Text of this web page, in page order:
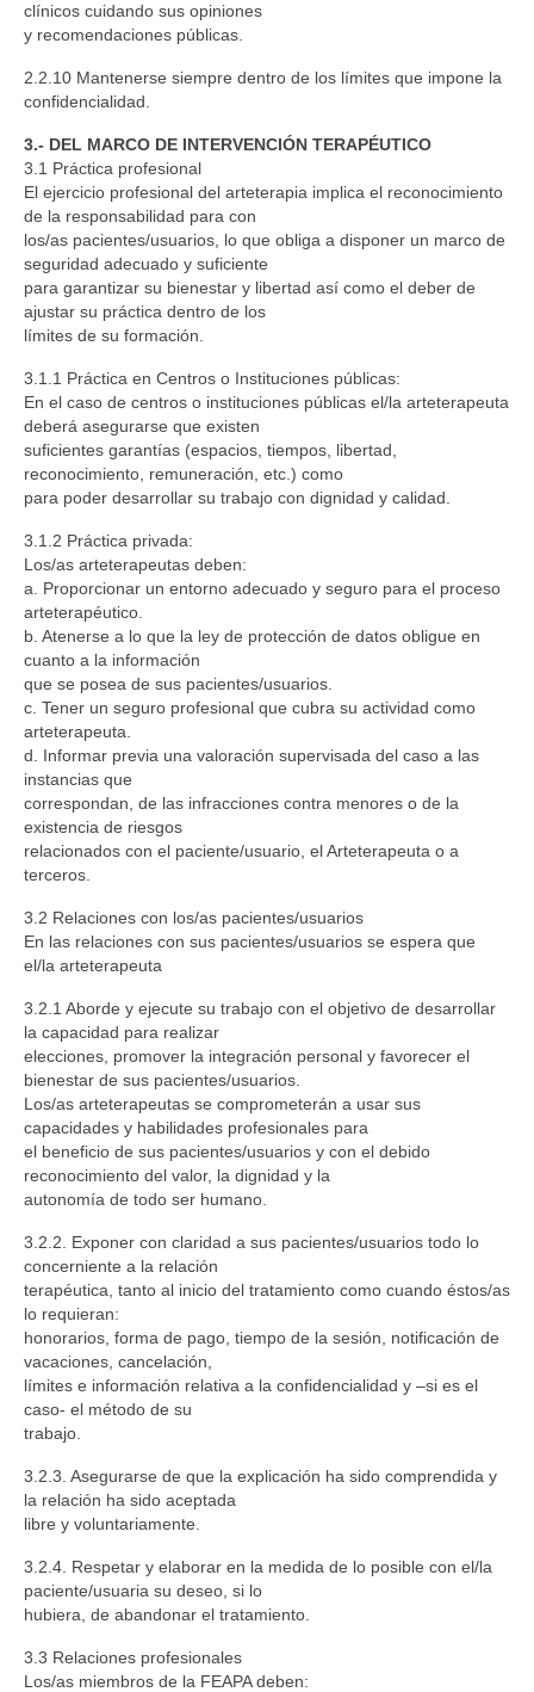
clínicos cuidando sus opiniones
y recomendaciones públicas.
2.2.10 Mantenerse siempre dentro de los límites que impone la
confidencialidad.
3.- DEL MARCO DE INTERVENCIÓN TERAPÉUTICO
3.1 Práctica profesional
El ejercicio profesional del arteterapia implica el reconocimiento
de la responsabilidad para con
los/as pacientes/usuarios, lo que obliga a disponer un marco de
seguridad adecuado y suficiente
para garantizar su bienestar y libertad así como el deber de
ajustar su práctica dentro de los
límites de su formación.
3.1.1 Práctica en Centros o Instituciones públicas:
En el caso de centros o instituciones públicas el/la arteterapeuta
deberá asegurarse que existen
suficientes garantías (espacios, tiempos, libertad,
reconocimiento, remuneración, etc.) como
para poder desarrollar su trabajo con dignidad y calidad.
3.1.2 Práctica privada:
Los/as arteterapeutas deben:
a. Proporcionar un entorno adecuado y seguro para el proceso
arteterapéutico.
b. Atenerse a lo que la ley de protección de datos obligue en
cuanto a la información
que se posea de sus pacientes/usuarios.
c. Tener un seguro profesional que cubra su actividad como
arteterapeuta.
d. Informar previa una valoración supervisada del caso a las
instancias que
correspondan, de las infracciones contra menores o de la
existencia de riesgos
relacionados con el paciente/usuario, el Arteterapeuta o a
terceros.
3.2 Relaciones con los/as pacientes/usuarios
En las relaciones con sus pacientes/usuarios se espera que
el/la arteterapeuta
3.2.1 Aborde y ejecute su trabajo con el objetivo de desarrollar
la capacidad para realizar
elecciones, promover la integración personal y favorecer el
bienestar de sus pacientes/usuarios.
Los/as arteterapeutas se comprometerán a usar sus
capacidades y habilidades profesionales para
el beneficio de sus pacientes/usuarios y con el debido
reconocimiento del valor, la dignidad y la
autonomía de todo ser humano.
3.2.2. Exponer con claridad a sus pacientes/usuarios todo lo
concerniente a la relación
terapéutica, tanto al inicio del tratamiento como cuando éstos/as
lo requieran:
honorarios, forma de pago, tiempo de la sesión, notificación de
vacaciones, cancelación,
límites e información relativa a la confidencialidad y –si es el
caso- el método de su
trabajo.
3.2.3. Asegurarse de que la explicación ha sido comprendida y
la relación ha sido aceptada
libre y voluntariamente.
3.2.4. Respetar y elaborar en la medida de lo posible con el/la
paciente/usuaria su deseo, si lo
hubiera, de abandonar el tratamiento.
3.3 Relaciones profesionales
Los/as miembros de la FEAPA deben: